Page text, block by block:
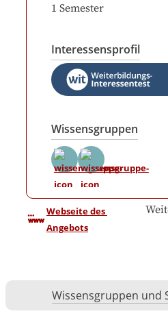
1 Semester
Interessensprofil
Wissensgruppen
Webseite des
Angebots
Wissensgruppen und